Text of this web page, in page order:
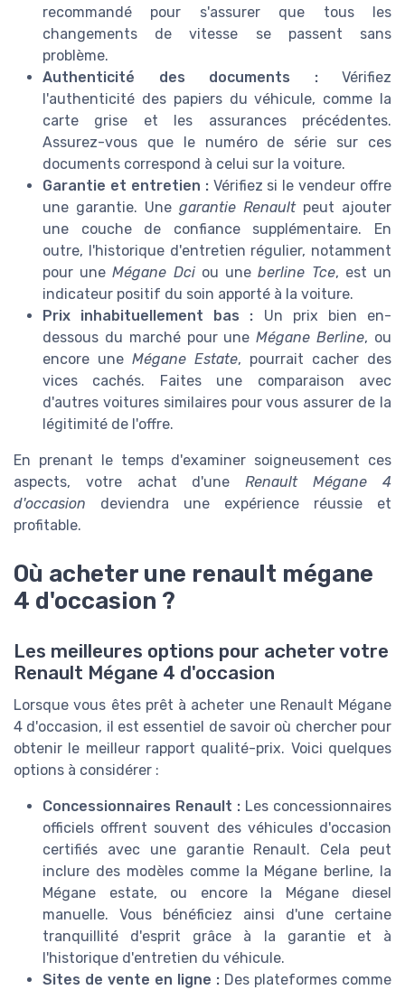
recommandé pour s'assurer que tous les
changements de vitesse se passent sans
problème.
Authenticité des documents :Vérifiez
l'authenticité des papiers du véhicule, comme la
carte grise et les assurances précédentes.
Assurez-vous que le numéro de série sur ces
documents correspond à celui sur la voiture.
Garantie et entretien :Vérifiez si le vendeur offre
une garantie. Une garantie Renaultpeut ajouter
une couche de confiance supplémentaire. En
outre, l'historique d'entretien régulier, notamment
pour uneMégane Dciou uneberline Tce, est un
indicateur positif du soin apporté à la voiture.
Prix inhabituellement bas : Un prix bien en-
dessous du marché pour uneMégane Berline, ou
encore une Mégane Estate, pourrait cacher des
vices cachés. Faites une comparaison avec
d'autres voitures similaires pour vous assurer de la
légitimité de l'offre.
En prenant le temps d'examiner soigneusement ces
aspects, votre achat d'uneRenault Mégane 4
d'occasion deviendra une expérience réussie et
profitable.
Où acheter une renault mégane
4 d'occasion ?
Les meilleures options pour acheter votre
Renault Mégane 4 d'occasion
Lorsque vous êtes prêt à acheter une Renault Mégane
4 d'occasion, il est essentiel de savoir où chercher pour
obtenir le meilleur rapport qualité-prix. Voici quelques
options à considérer :
Concessionnaires Renault : Les concessionnaires
officiels offrent souvent des véhicules d'occasion
certifiés avec une garantie Renault. Cela peut
inclure des modèles comme la Mégane berline, la
Mégane estate, ou encore la Mégane diesel
manuelle. Vous bénéficiez ainsi d'une certaine
tranquillité d'esprit grâce à la garantie et à
l'historique d'entretien du véhicule.
Sites de vente en ligne : Des plateformes comme